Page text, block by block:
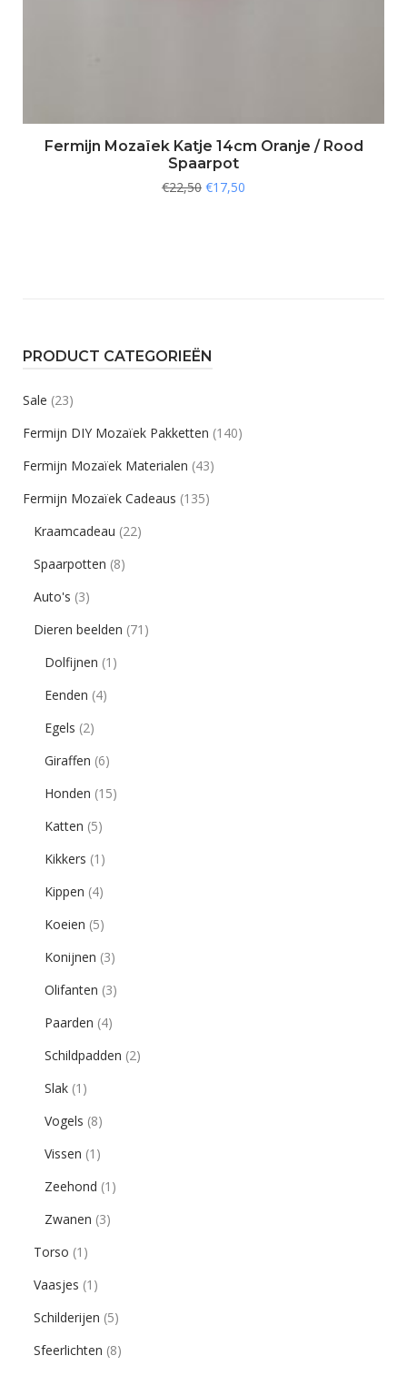
Fermijn Mozaïek Katje 14cm Oranje / Rood
Spaarpot
€22,50 €17,50
PRODUCT CATEGORIEËN
Sale (23)
Fermijn DIY Mozaïek Pakketten (140)
Fermijn Mozaïek Materialen (43)
Fermijn Mozaïek Cadeaus (135)
Kraamcadeau (22)
Spaarpotten (8)
Auto's (3)
Dieren beelden (71)
Dolfijnen (1)
Eenden (4)
Egels (2)
Giraffen (6)
Honden (15)
Katten (5)
Kikkers (1)
Kippen (4)
Koeien (5)
Konijnen (3)
Olifanten (3)
Paarden (4)
Schildpadden (2)
Slak (1)
Vogels (8)
Vissen (1)
Zeehond (1)
Zwanen (3)
Torso (1)
Vaasjes (1)
Schilderijen (5)
Sfeerlichten (8)